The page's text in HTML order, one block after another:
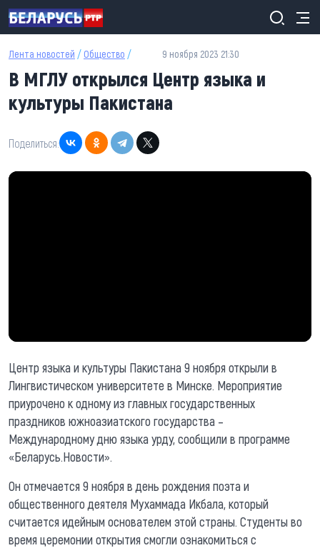
Перейти к основному содержанию
Лента новостей / Общество / 9 ноября 2023 21:30
В МГЛУ открылся Центр языка и
культуры Пакистана
Поделиться:
Центр языка и культуры Пакистана 9 ноября открыли в
Лингвистическом университете в Минске. Мероприятие
приурочено к одному из главных государственных
праздников южноазиатского государства –
Международному дню языка урду, сообщили в программе
«Беларусь.Новости».
Он отмечается 9 ноября в день рождения поэта и
общественного деятеля Мухаммада Икбала, который
считается идейным основателем этой страны. Студенты во
время церемонии открытия смогли ознакомиться с